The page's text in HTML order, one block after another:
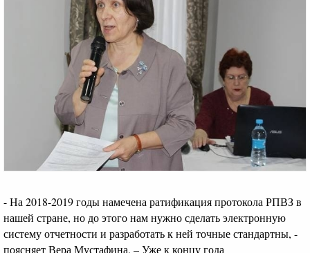
- На 2018-2019 годы намечена ратификация протокола РПВЗ в
нашей стране, но до этого нам нужно сделать электронную
систему отчетности и разработать к ней точные стандартны, -
поясняет Вера Мустафина. – Уже к концу года